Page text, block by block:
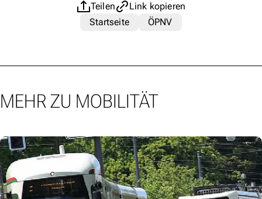
Teilen
Link kopieren
Startseite
ÖPNV
MEHR ZU MOBILITÄT